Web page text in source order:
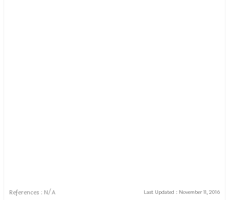
References : N/A Last Updated : November 11, 2016